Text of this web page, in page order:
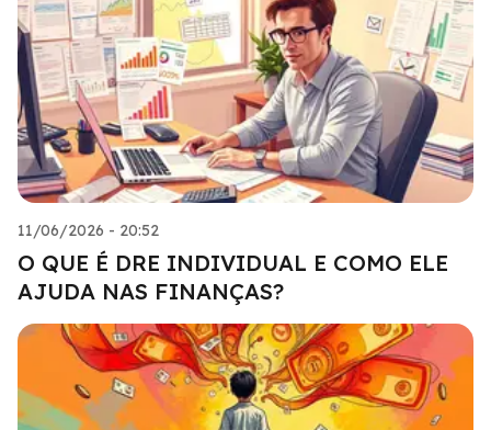
11/06/2026 - 20:52
O QUE É DRE INDIVIDUAL E COMO ELE
AJUDA NAS FINANÇAS?